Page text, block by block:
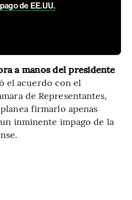
de EE.UU.
a manos del presidente
el acuerdo con el
de Representantes,
firmarlo apenas
inminente impago de la